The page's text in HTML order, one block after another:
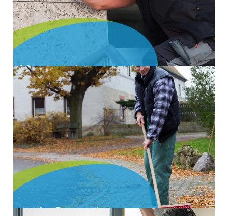
funktionsfähige technische Einrichtungen.
mehr Infos
Außenanlagen
Auch die Außenanlagen und die Grünanlagen müssen
regelmäßig gepflegt werden. Wir übernehmen auf
Wunsch die Pflege und Wartung der kompletten
Grünfläche für Sie.
mehr Infos